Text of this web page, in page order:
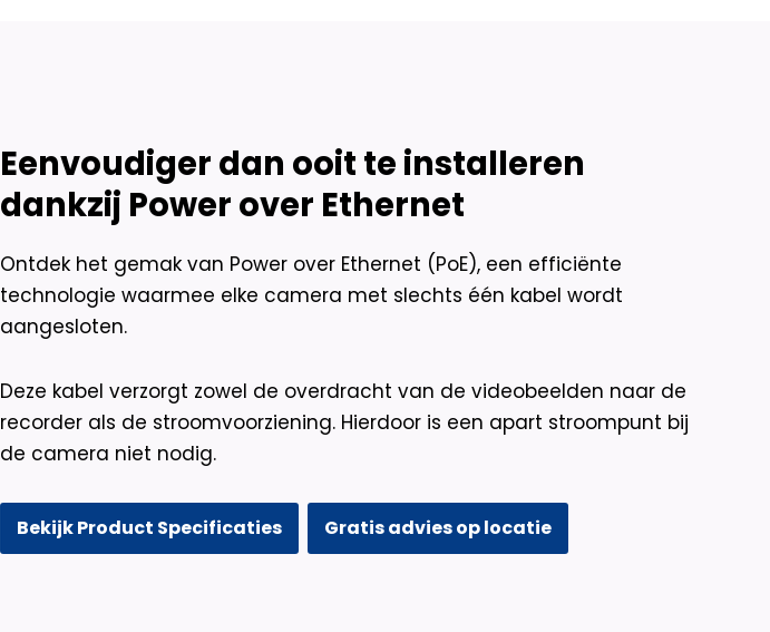
Eenvoudiger dan ooit te installeren
dankzij Power over Ethernet
Ontdek het gemak van Power over Ethernet (PoE), een efficiënte
technologie waarmee elke camera met slechts één kabel wordt
aangesloten.
Deze kabel verzorgt zowel de overdracht van de videobeelden naar de
recorder als de stroomvoorziening. Hierdoor is een apart stroompunt bij
de camera niet nodig.
Bekijk Product Specificaties Gratis advies op locatie